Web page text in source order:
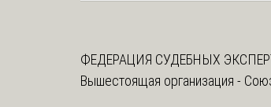
ФЕДЕРАЦИЯ СУДЕБНЫХ
Вышестоящая организация -